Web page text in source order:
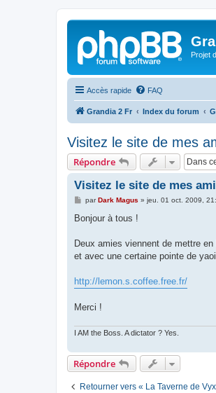
Projet
Accès rapide FAQ
Grandia 2 Fr Index du forum
Visitez le site de mes
Répondre
Visitez le site de mes
M
s
g
parDark Magus » jeu. 01 oct. 2009,
Bonjour à tous !
Deux amies viennent de mettre
et avec une certaine pointe de
http://lemon.s.coffee.free.fr/
Merci !
I AM the Boss. A dictator ? Yes.
Répondre
Retourner vers « La Taverne de